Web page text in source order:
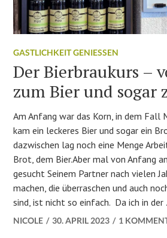
GASTLICHKEIT GENIESSEN
Der Bierbraukurs –
zum Bier und sogar
Am Anfang war das Korn, in dem Fall
kam ein leckeres Bier und sogar ein
dazwischen lag noch eine Menge
Brot, dem Bier.Aber mal von Anfang
gesucht Seinem Partner nach vielen
machen, die überraschen und auch
sind, ist nicht so einfach. Da ich in
NICOLE 30. APRIL 2023 1